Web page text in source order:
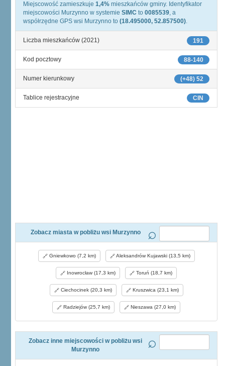
Miejscowość zamieszkuje 1,4% mieszkańców gminy. Identyfikator
miejscowości Murzynno w systemie SIMC to 0085539, a
współrzędne GPS wsi Murzynno to (18.495000, 52.857500).
191
Liczba mieszkańców (2021)
88-140
Kod pocztowy
(+48) 52
Numer kierunkowy
CIN
Tablice rejestracyjne
Zobacz miasta w pobliżu wsi Murzynno
Gniewkowo (7,2 km) Aleksandrów Kujawski (13,5 km)
Inowrocław (17,3 km) Toruń (18,7 km)
Ciechocinek (20,3 km) Kruszwica (23,1 km)
Radziejów (25,7 km) Nieszawa (27,0 km)
Zobacz inne miejscowości w pobliżu wsi
Murzynno